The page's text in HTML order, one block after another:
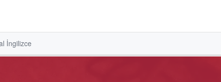
İngilizce